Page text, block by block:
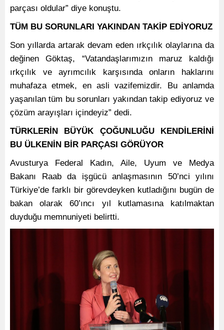
parçası oldular” diye konuştu.
TÜM BU SORUNLARI YAKINDAN TAKİP EDİYORUZ
Son yıllarda artarak devam eden ırkçılık olaylarına da
değinen Göktaş, “Vatandaşlarımızın maruz kaldığı
ırkçılık ve ayrımcılık karşısında onların haklarını
muhafaza etmek, en asli vazifemizdir. Bu anlamda
yaşanılan tüm bu sorunları yakından takip ediyoruz ve
çözüm arayışları içindeyiz” dedi.
TÜRKLERİN BÜYÜK ÇOĞUNLUĞU KENDİLERİNİ
BU ÜLKENİN BİR PARÇASI GÖRÜYOR
Avusturya Federal Kadın, Aile, Uyum ve Medya
Bakanı Raab da işgücü anlaşmasının 50’nci yılını
Türkiye’de farklı bir görevdeyken kutladığını bugün de
bakan olarak 60’ıncı yıl kutlamasına katılmaktan
duyduğu memnuniyeti belirtti.